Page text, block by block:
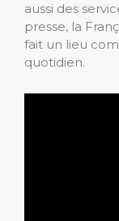
aussi des
presse, la
fait un lieu
quotidien.